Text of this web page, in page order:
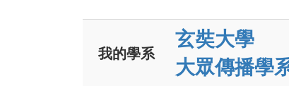
我的學系
玄奘大學
大眾傳播學